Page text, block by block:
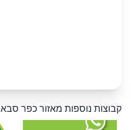
קבוצות נוספות מאזור כפר סבא